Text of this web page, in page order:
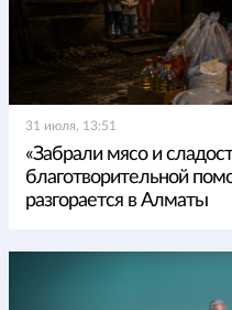
31 июля, 13:51
«Забрали мясо и
благотворительной
разгорается в Алматы